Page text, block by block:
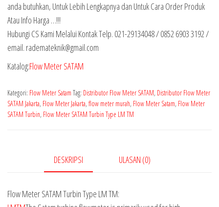
anda butuhkan, Untuk Lebih Lengkapnya dan Untuk Cara Order Produk
Atau Info Harga …!!!
Hubungi CS Kami Melalui Kontak Telp. 021-29134048 / 0852 6903 3192 /
email. rademateknik@gmail.com
Katalog:Flow Meter SATAM
Kategori: Flow Meter Satam Tag: Distributor Flow Meter SATAM, Distributor Flow Meter
SATAM Jakarta, Flow Meter Jakarta, flow meter murah, Flow Meter Satam, Flow Meter
SATAM Turbin, Flow Meter SATAM Turbin Type LM TM
DESKRIPSI ULASAN (0)
Flow Meter SATAM Turbin Type LM TM: